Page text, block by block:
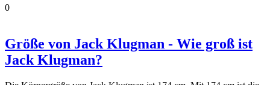
0
Größe von Jack Klugman - Wie groß ist
Jack Klugman?